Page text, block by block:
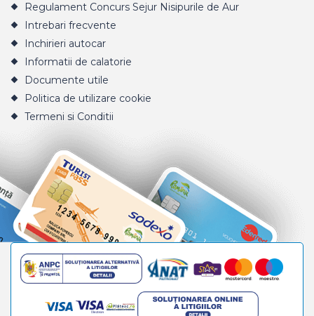
Regulament Concurs Sejur Nisipurile de Aur
Intrebari frecvente
Inchirieri autocar
Informatii de calatorie
Documente utile
Politica de utilizare cookie
Termeni si Conditii